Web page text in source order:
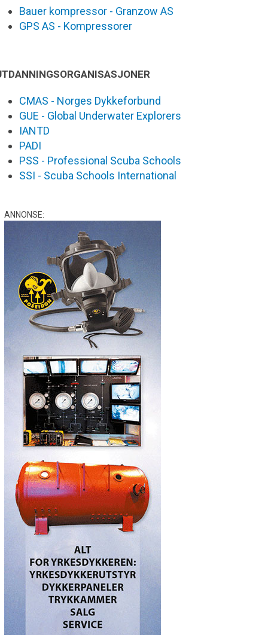
Bauer kompressor - Granzow AS
GPS AS - Kompressorer
CMAS - Norges Dykkeforbund
GUE - Global Underwater Explorers
IANTD
PADI
PSS - Professional Scuba Schools
SSI - Scuba Schools International
ANNONSE: